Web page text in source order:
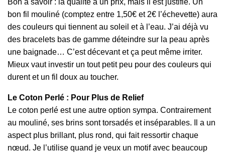
Bon à savoir : la qualité a un prix, mais il est justifié. Un
bon fil mouliné (comptez entre 1,50€ et 2€ l’échevette) aura
des couleurs qui tiennent au soleil et à l’eau. J’ai déjà vu
des bracelets bas de gamme déteindre sur la peau après
une baignade… C’est décevant et ça peut même irriter.
Mieux vaut investir un tout petit peu pour des couleurs qui
durent et un fil doux au toucher.
Le Coton Perlé : Pour Plus de Relief
Le coton perlé est une autre option sympa. Contrairement
au mouliné, ses brins sont torsadés et inséparables. Il a un
aspect plus brillant, plus rond, qui fait ressortir chaque
nœud. Je l’utilise quand je veux un motif avec beaucoup